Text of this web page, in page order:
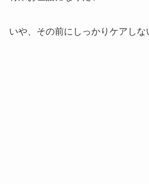
いや、その前にしっかりケアしな